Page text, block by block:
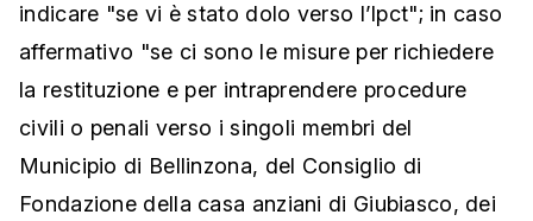
indicare "se vi è stato dolo verso l’Ipct"; in caso
affermativo "se ci sono le misure per richiedere
la restituzione e per intraprendere procedure
civili o penali verso i singoli membri del
Municipio di Bellinzona, del Consiglio di
Fondazione della casa anziani di Giubiasco, dei